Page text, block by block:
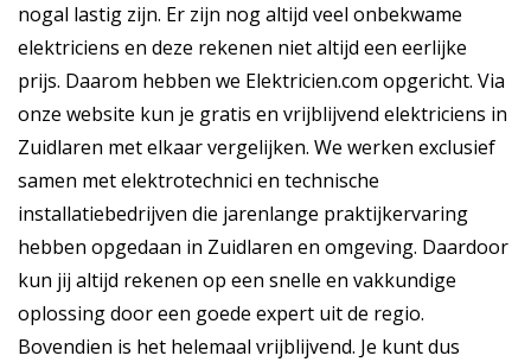
nogal lastig zijn. Er zijn nog altijd veel onbekwame
elektriciens en deze rekenen niet altijd een eerlijke
prijs. Daarom hebben we Elektricien.com opgericht. Via
onze website kun je gratis en vrijblijvend elektriciens in
Zuidlaren met elkaar vergelijken. We werken exclusief
samen met elektrotechnici en technische
installatiebedrijven die jarenlange praktijkervaring
hebben opgedaan in Zuidlaren en omgeving. Daardoor
kun jij altijd rekenen op een snelle en vakkundige
oplossing door een goede expert uit de regio.
Bovendien is het helemaal vrijblijvend. Je kunt dus